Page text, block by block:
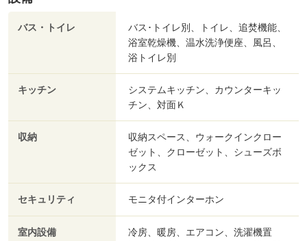
バス・トイレ
バス･トイレ別、トイレ、追焚機能、
浴室乾燥機、温水洗浄便座、風呂、
浴トイレ別
キッチン
システムキッチン、カウンターキッ
チン、対面Ｋ
収納
収納スペース、ウォークインクロー
ゼット、クローゼット、シューズボ
ックス
セキュリティ モニタ付インターホン
室内設備
冷房、暖房、エアコン、洗濯機置